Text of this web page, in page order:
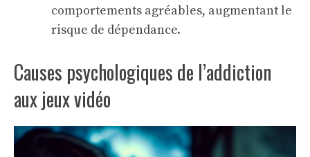
comportements agréables, augmentant le
risque de dépendance.
Causes psychologiques de l’addiction
aux jeux vidéo